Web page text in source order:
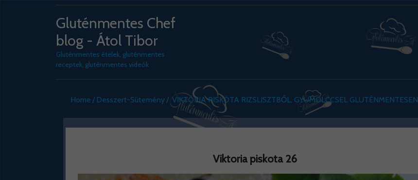
Gluténmentes Chef
blog - Átol Tibor
Gluténmentes ételek, gluténmentes
receptek, gluténmentes videók
Home Desszert-Sütemény VIKTÓRIA PISKÓTA RIZSLISZTBŐL, GYÜMÖLCCSEL GLUTÉNMENTESEN
Viktoria piskota 26